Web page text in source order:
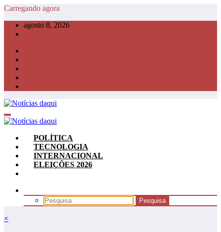
Pular
conteúdo
Carregando agora
agosto 8, 2026
POLÍTICA
TECNOLOGIA
INTERNACIONAL
ELEIÇÕES 2026
×